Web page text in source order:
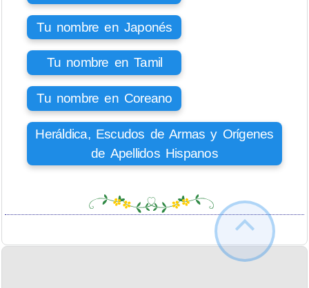
Tu nombre en Japonés
Tu nombre en Tamil
Tu nombre en Coreano
Heráldica, Escudos de Armas y Orígenes
de Apellidos Hispanos